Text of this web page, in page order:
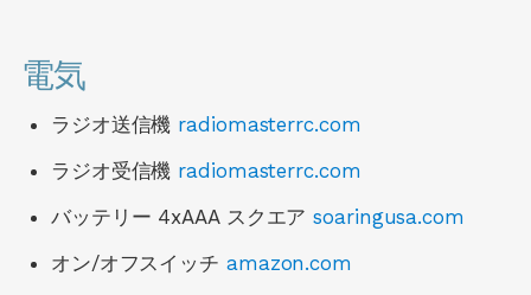
電気
ラジオ送信機 radiomasterrc.com
ラジオ受信機 radiomasterrc.com
バッテリー 4xAAA スクエア soaringusa.com
オン/オフスイッチ amazon.com